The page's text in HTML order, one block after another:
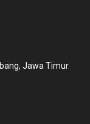
Jawa Timur